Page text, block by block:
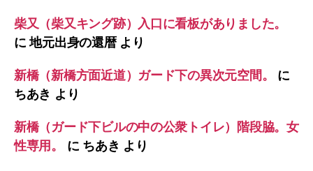
柴又（柴又キング跡）入口に看板がありました。
に地元出身の還暦より
新橋（新橋方面近道）ガード下の異次元空間。
に
ちあき より
新橋（ガード下ビルの中の公衆トイレ）階段脇。女
性専用。
に ちあき より